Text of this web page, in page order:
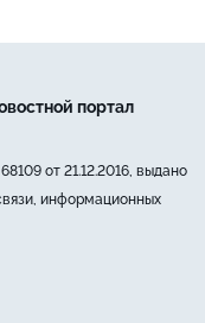
портал
от 21.12.2016, выдано
информационных